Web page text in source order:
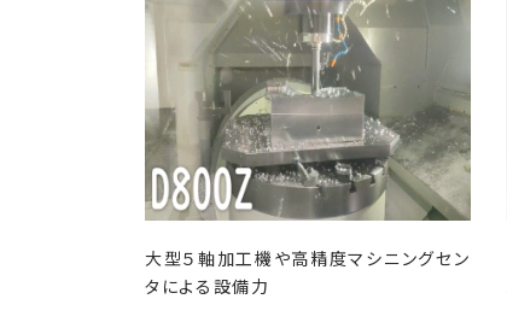
大型５軸加工機や高精度マシニングセン
タによる設備力